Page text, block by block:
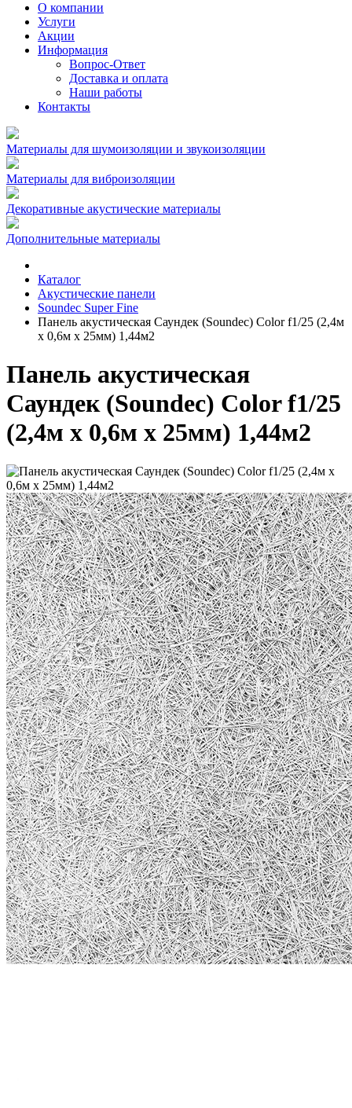
О компании
Услуги
Акции
Информация
Вопрос-Ответ
Доставка и оплата
Наши работы
Контакты
Материалы для шумоизоляции и звукоизоляции
Материалы для виброизоляции
Декоративные акустические материалы
Дополнительные материалы
Каталог
Акустические панели
Soundec Super Fine
Панель акустическая Саундек (Soundec) Color f1/25 (2,4м
x 0,6м х 25мм) 1,44м2
Панель акустическая
Саундек (Soundec) Color f1/25
(2,4м x 0,6м х 25мм) 1,44м2